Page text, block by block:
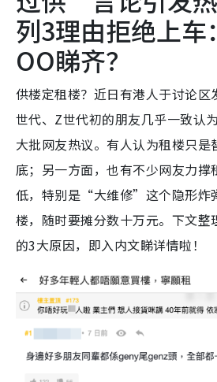
列3理由拒绝上车
OO睇齐？
供楼定租楼？近日有港人于讨论区
世代、Z世代初的朋友几乎一致
大批网友热议。有人认为租楼只是
底；另一方面，也有不少网友力撑
低，特别是“大维修”这个隐形炸
楼，随时要摊分数十万元。下文整
的3大原因，即入内文睇详情啦！